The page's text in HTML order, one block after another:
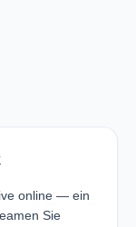
online — ein
Sie